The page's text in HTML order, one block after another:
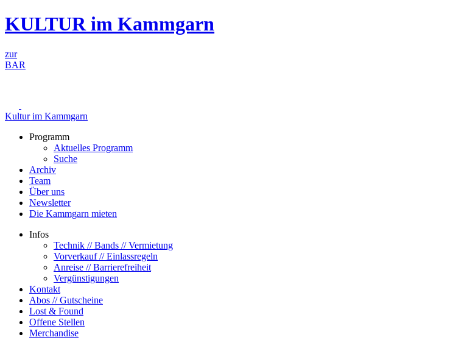
Zum
Inhalt
KULTUR im Kammgarn
zur
BAR
Kultur im Kammgarn
Programm
Aktuelles Programm
Suche
Archiv
Team
Über uns
Newsletter
Die Kammgarn mieten
Infos
Technik // Bands // Vermietung
Vorverkauf // Einlassregeln
Anreise // Barrierefreiheit
Vergünstigungen
Kontakt
Abos // Gutscheine
Lost & Found
Offene Stellen
Merchandise